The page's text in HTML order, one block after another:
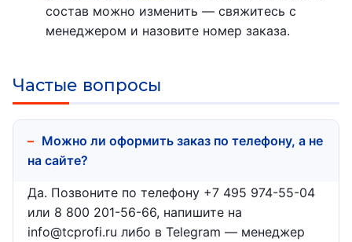
состав можно изменить — свяжитесь с
менеджером и назовите номер заказа.
Частые вопросы
Можно ли оформить заказ по телефону, а не
на сайте?
Да. Позвоните по телефону +7 495 974-55-04
или 8 800 201-56-66, напишите на
info@tcprofi.ru либо в Telegram — менеджер